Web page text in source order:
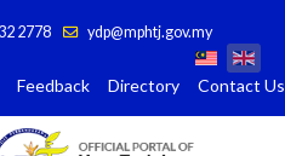
2778 ydp@mphtj.gov.my
Feedback Directory Contact Us